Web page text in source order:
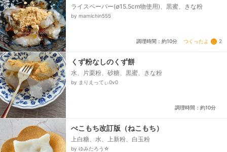
ライスペーパー(∅15.5cm物使用)、黒蜜、きな粉
by mamichin555
調理時間：約10分 つくったよ 2
くず粉なしのくず餅
水、片栗粉、砂糖、黒蜜、きな粉
by まりえってぃ0v0
調理時間：約10分
べこもち改訂版（ねこもち）
上白糖、水、上新粉、白玉粉
by ゆみたろう☆